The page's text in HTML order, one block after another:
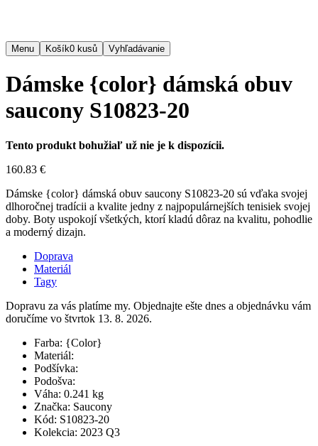
Menu Košík0 kusů Vyhľadávanie
Dámske {color} dámská obuv
saucony S10823-20
Tento produkt bohužiaľ už nie je k dispozícii.
160.83 €
Dámske {color} dámská obuv saucony S10823-20 sú vďaka svojej
dlhoročnej tradícii a kvalite jedny z najpopulárnejších tenisiek svojej
doby. Boty uspokojí všetkých, ktorí kladú dôraz na kvalitu, pohodlie
a moderný dizajn.
Doprava
Materiál
Tagy
Dopravu za vás platíme my. Objednajte ešte dnes a objednávku vám
doručíme vo štvrtok 13. 8. 2026.
Farba: {Color}
Materiál:
Podšívka:
Podošva:
Váha: 0.241 kg
Značka: Saucony
Kód: S10823-20
Kolekcia: 2023 Q3